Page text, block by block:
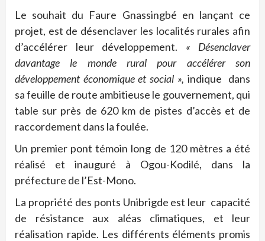
Le souhait du Faure Gnassingbé en lançant ce
projet, est de désenclaver les localités rurales afin
d’accélérer leur développement. « Désenclaver
davantage le monde rural pour accélérer son
développement économique et social », indique dans
sa feuille de route ambitieuse le gouvernement, qui
table sur près de 620 km de pistes d’accès et de
raccordement dans la foulée.
Un premier pont témoin long de 120 mètres a été
réalisé et inauguré à Ogou-Kodilé, dans la
préfecture de l’Est-Mono.
La propriété des ponts Unibrigde est leur capacité
de résistance aux aléas climatiques, et leur
réalisation rapide. Les différents éléments promis